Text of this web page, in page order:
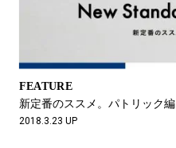
FEATURE
新定番のススメ。パトリック編
2018.3.23 UP